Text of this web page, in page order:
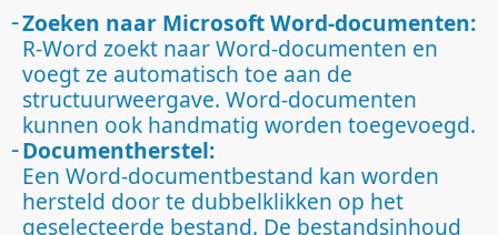
Zoeken naar Microsoft Word-documenten:
R-Word zoekt naar Word-documenten en
voegt ze automatisch toe aan de
structuurweergave. Word-documenten
kunnen ook handmatig worden toegevoegd.
Documentherstel:
Een Word-documentbestand kan worden
hersteld door te dubbelklikken op het
geselecteerde bestand. De bestandsinhoud